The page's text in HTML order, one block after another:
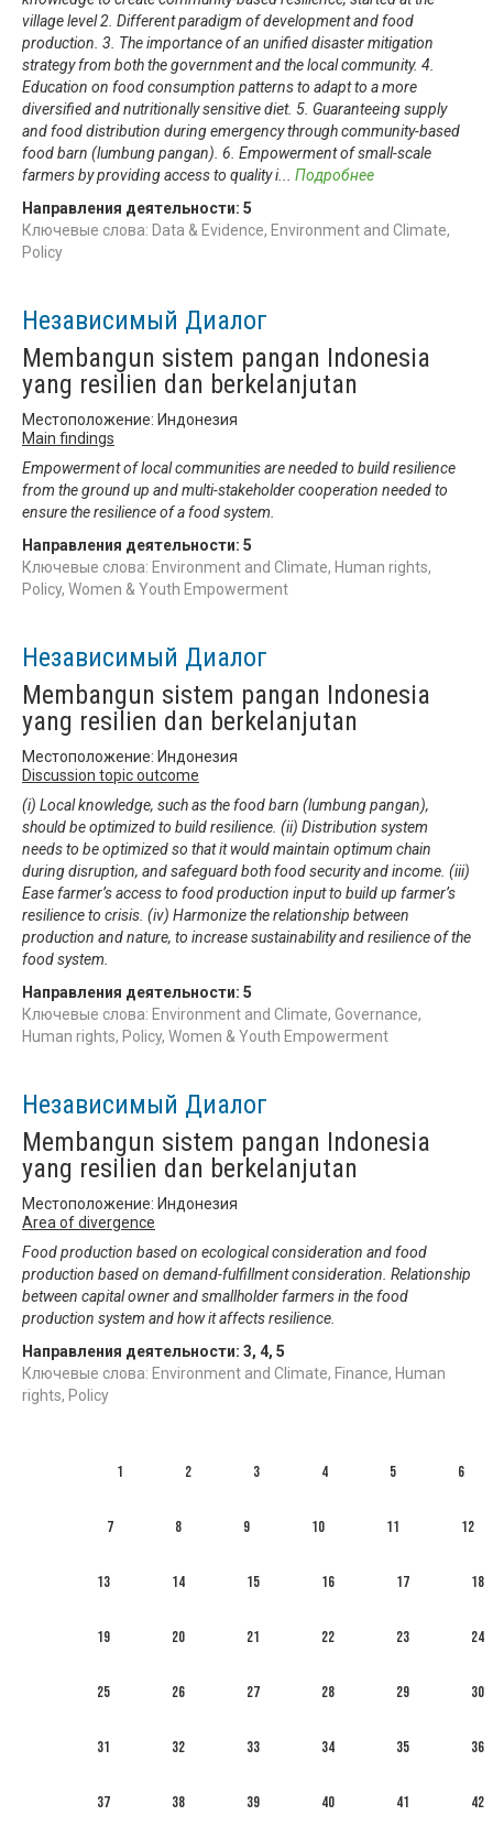
village level 2. Different paradigm of development and food
production. 3. The importance of an unified disaster mitigation
strategy from both the government and the local community. 4.
Education on food consumption patterns to adapt to a more
diversified and nutritionally sensitive diet. 5. Guaranteeing supply
and food distribution during emergency through community-based
food barn (lumbung pangan). 6. Empowerment of small-scale
farmers by providing access to quality i... Подробнее
Направления деятельности: 5
Ключевые слова: Data & Evidence, Environment and Climate,
Policy
Независимый Диалог
Membangun sistem pangan Indonesia
yang resilien dan berkelanjutan
Местоположение: Индонезия
Main findings
Empowerment of local communities are needed to build resilience
from the ground up and multi-stakeholder cooperation needed to
ensure the resilience of a food system.
Направления деятельности: 5
Ключевые слова: Environment and Climate, Human rights,
Policy, Women & Youth Empowerment
Независимый Диалог
Membangun sistem pangan Indonesia
yang resilien dan berkelanjutan
Местоположение: Индонезия
Discussion topic outcome
(i) Local knowledge, such as the food barn (lumbung pangan),
should be optimized to build resilience. (ii) Distribution system
needs to be optimized so that it would maintain optimum chain
during disruption, and safeguard both food security and income. (iii)
Ease farmer’s access to food production input to build up farmer’s
resilience to crisis. (iv) Harmonize the relationship between
production and nature, to increase sustainability and resilience of the
food system.
Направления деятельности: 5
Ключевые слова: Environment and Climate, Governance,
Human rights, Policy, Women & Youth Empowerment
Независимый Диалог
Membangun sistem pangan Indonesia
yang resilien dan berkelanjutan
Местоположение: Индонезия
Area of divergence
Food production based on ecological consideration and food
production based on demand-fulfillment consideration. Relationship
between capital owner and smallholder farmers in the food
production system and how it affects resilience.
Направления деятельности: 3, 4, 5
Ключевые слова: Environment and Climate, Finance, Human
rights, Policy
1 2 3 4 5 6
7 8 9 10 11 12
13 14 15 16 17 18
19 20 21 22 23 24
25 26 27 28 29 30
31 32 33 34 35 36
37 38 39 40 41 42